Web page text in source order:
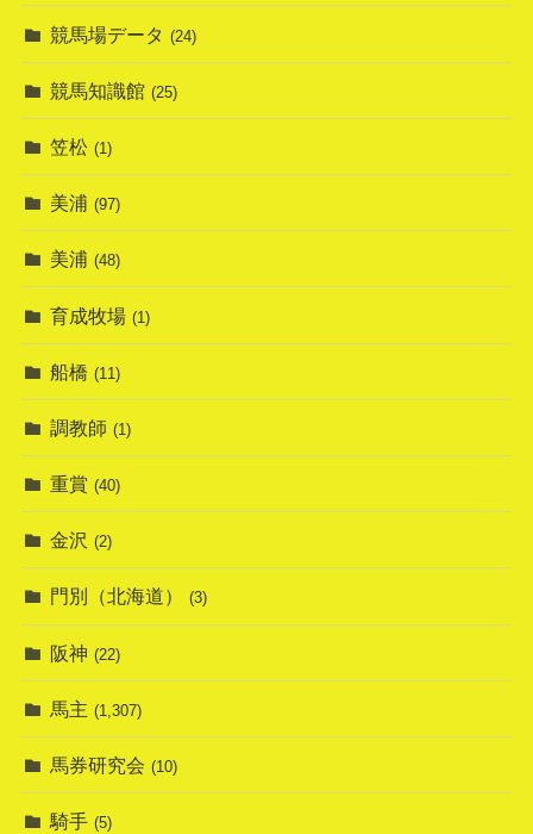
競馬場データ (24)
競馬知識館 (25)
笠松 (1)
美浦 (97)
美浦 (48)
育成牧場 (1)
船橋 (11)
調教師 (1)
重賞 (40)
金沢 (2)
門別（北海道） (3)
阪神 (22)
馬主 (1,307)
馬券研究会 (10)
騎手 (5)